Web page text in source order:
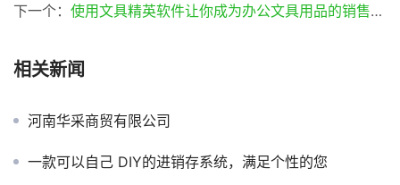
下一个： 使用文具精英软件让你成为办公文具用品的销售精英(文具精英软件)
相关新闻
河南华采商贸有限公司
一款可以自己 DIY的进销存系统，满足个性的您